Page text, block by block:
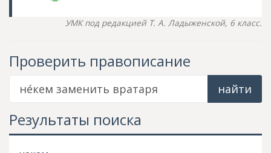
УМК под редакцией Т. А. Ладыженской, 6 класс.
Проверить правописание
найти
Результаты поиска